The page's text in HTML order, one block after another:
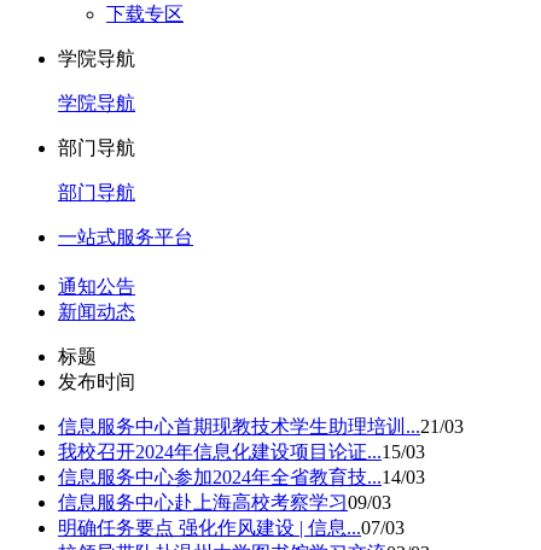
下载专区
学院导航
学院导航
部门导航
部门导航
一站式服务平台
通知公告
新闻动态
标题
发布时间
信息服务中心首期现教技术学生助理培训...21/03
我校召开2024年信息化建设项目论证...15/03
信息服务中心参加2024年全省教育技...14/03
信息服务中心赴上海高校考察学习09/03
明确任务要点 强化作风建设 | 信息...07/03